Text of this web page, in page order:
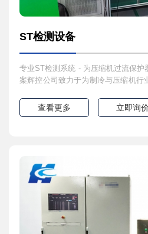
ST检测设备
专业ST检测系统 - 为压缩机过流保护
案辉控公司致力于为制冷与压缩机行
设计的高精度、全自动化测试系统。
可靠性，确保每一只保护器的动作/复
查看更多 立即询价